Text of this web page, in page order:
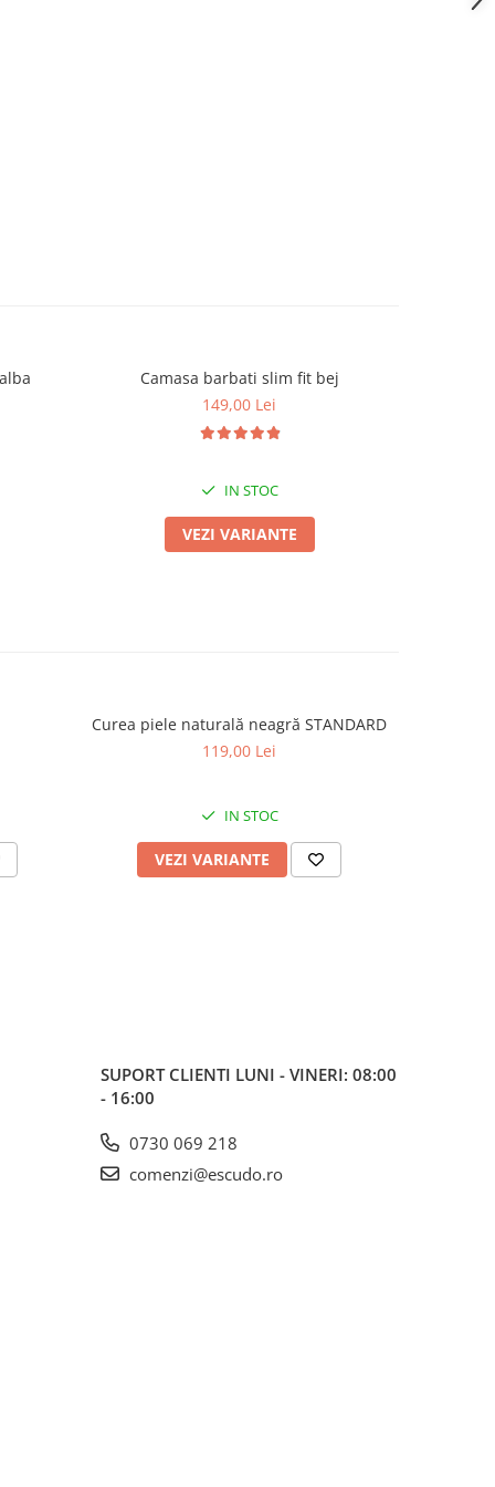
Camasa barbati slim fit bej
149,00 Lei
IN STOC
VEZI VARIANTE
Curea piele naturală neagră STANDARD
119,00 Lei
IN STOC
VEZI VARIANTE
SUPORT CLIENTI LUNI - VINERI: 08:00
- 16:00
0730 069 218
comenzi@escudo.ro